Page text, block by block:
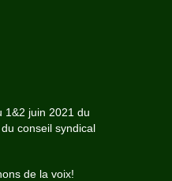
1&2 juin 2021 du
conseil syndical
de la voix!